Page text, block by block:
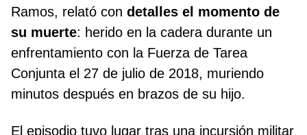
Ramos, relató con detalles el momento de
su muerte: herido en la cadera durante un
enfrentamiento con la Fuerza de Tarea
Conjunta el 27 de julio de 2018, muriendo
minutos después en brazos de su hijo.
El episodio tuvo lugar tras una incursión militar